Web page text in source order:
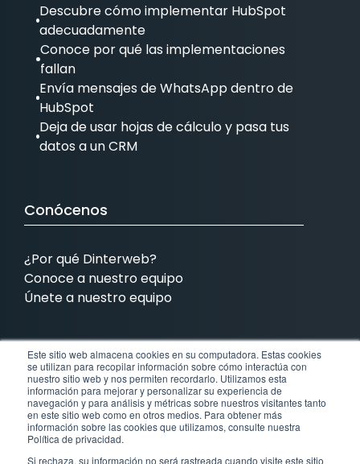
Este sitio web almacena cookies en su computadora. Estas cookies
se utilizan para recopilar información sobre cómo interactúa con
nuestro sitio web y nos permiten recordarlo. Utilizamos esta
información para mejorar y personalizar su experiencia de
navegación y para análisis y métricas sobre nuestros visitantes tanto
en este sitio web como en otros medios. Para obtener más
información sobre las cookies que utilizamos, consulte nuestra
Política de privacidad.
Si rechaza, su información no será rastreada cuando visite este sitio
Descubre cómo implementar HubSpot
adecuadamente
Conoce por qué las implementaciones
fallan
Envía mensajes de WhatsApp dentro de
HubSpot
Deja de usar hojas de cálculo y pasa tus
datos a un CRM
Conócenos
¿Por qué Dinterweb?
Conoce a nuestro equipo
Únete a nuestro equipo
Contamos con presencia en:
MX
México
COL
Colombia
BRA EEUU